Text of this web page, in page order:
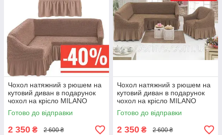
Чохол натяжний з рюшем на
кутовий диван в подарунок
чохол на крісло MILANO
кавовий
Готово до відправки
2 350 ₴ 2 600 ₴
Чохол натяжний з рюшем на
кутовий диван в подарунок
чохол на крісло MILANO
капучіно
Готово до відправки
2 350 ₴ 2 600 ₴